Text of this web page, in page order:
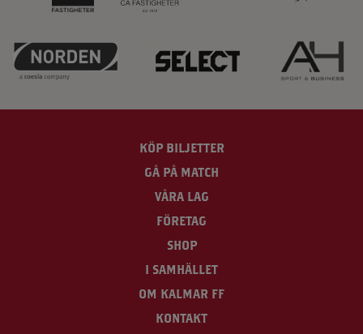
KÖP BILJETTER
GÅ PÅ MATCH
VÅRA LAG
FÖRETAG
SHOP
I SAMHÄLLET
OM KALMAR FF
KONTAKT